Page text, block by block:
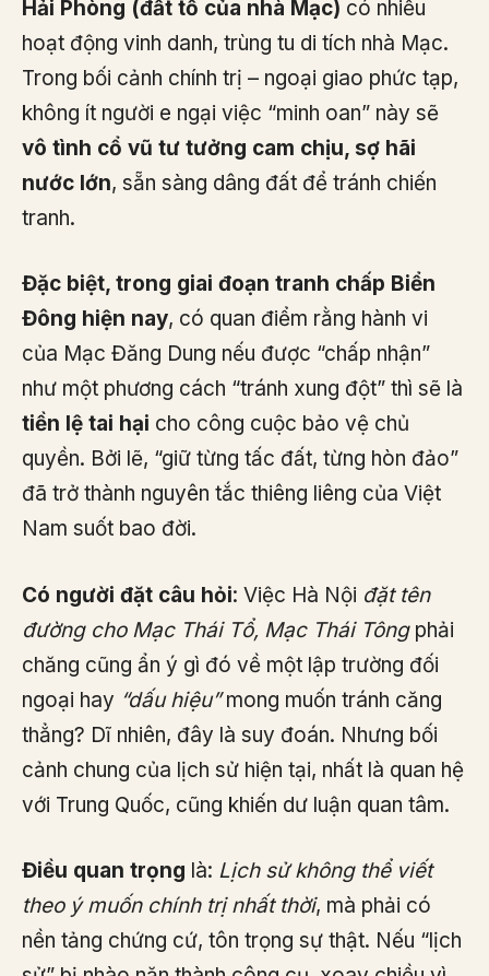
Hải Phòng (đất tổ của nhà Mạc) có nhiều
hoạt động vinh danh, trùng tu di tích nhà Mạc.
Trong bối cảnh chính trị – ngoại giao phức tạp,
không ít người e ngại việc “minh oan” này sẽ
vô tình cổ vũ tư tưởng cam chịu, sợ hãi
nước lớn, sẵn sàng dâng đất để tránh chiến
tranh.
Đặc biệt, trong giai đoạn tranh chấp Biển
Đông hiện nay, có quan điểm rằng hành vi
của Mạc Đăng Dung nếu được “chấp nhận”
như một phương cách “tránh xung đột” thì sẽ là
tiền lệ tai hại cho công cuộc bảo vệ chủ
quyền. Bởi lẽ, “giữ từng tấc đất, từng hòn đảo”
đã trở thành nguyên tắc thiêng liêng của Việt
Nam suốt bao đời.
Có người đặt câu hỏi: Việc Hà Nội đặt tên
đường cho Mạc Thái Tổ, Mạc Thái Tôngphải
chăng cũng ẩn ý gì đó về một lập trường đối
ngoại hay “dấu hiệu”mong muốn tránh căng
thẳng? Dĩ nhiên, đây là suy đoán. Nhưng bối
cảnh chung của lịch sử hiện tại, nhất là quan hệ
với Trung Quốc, cũng khiến dư luận quan tâm.
Điều quan trọng là: Lịch sử không thể viết
theo ý muốn chính trị nhất thời, mà phải có
nền tảng chứng cứ, tôn trọng sự thật. Nếu “lịch